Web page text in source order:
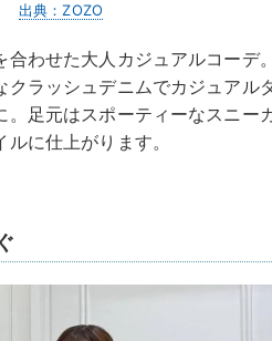
出典：ZOZO
合わせた大人カジュアルコーデ
ラッシュデニムでカジュアル
足元はスポーティーなスニー
に仕上がります。